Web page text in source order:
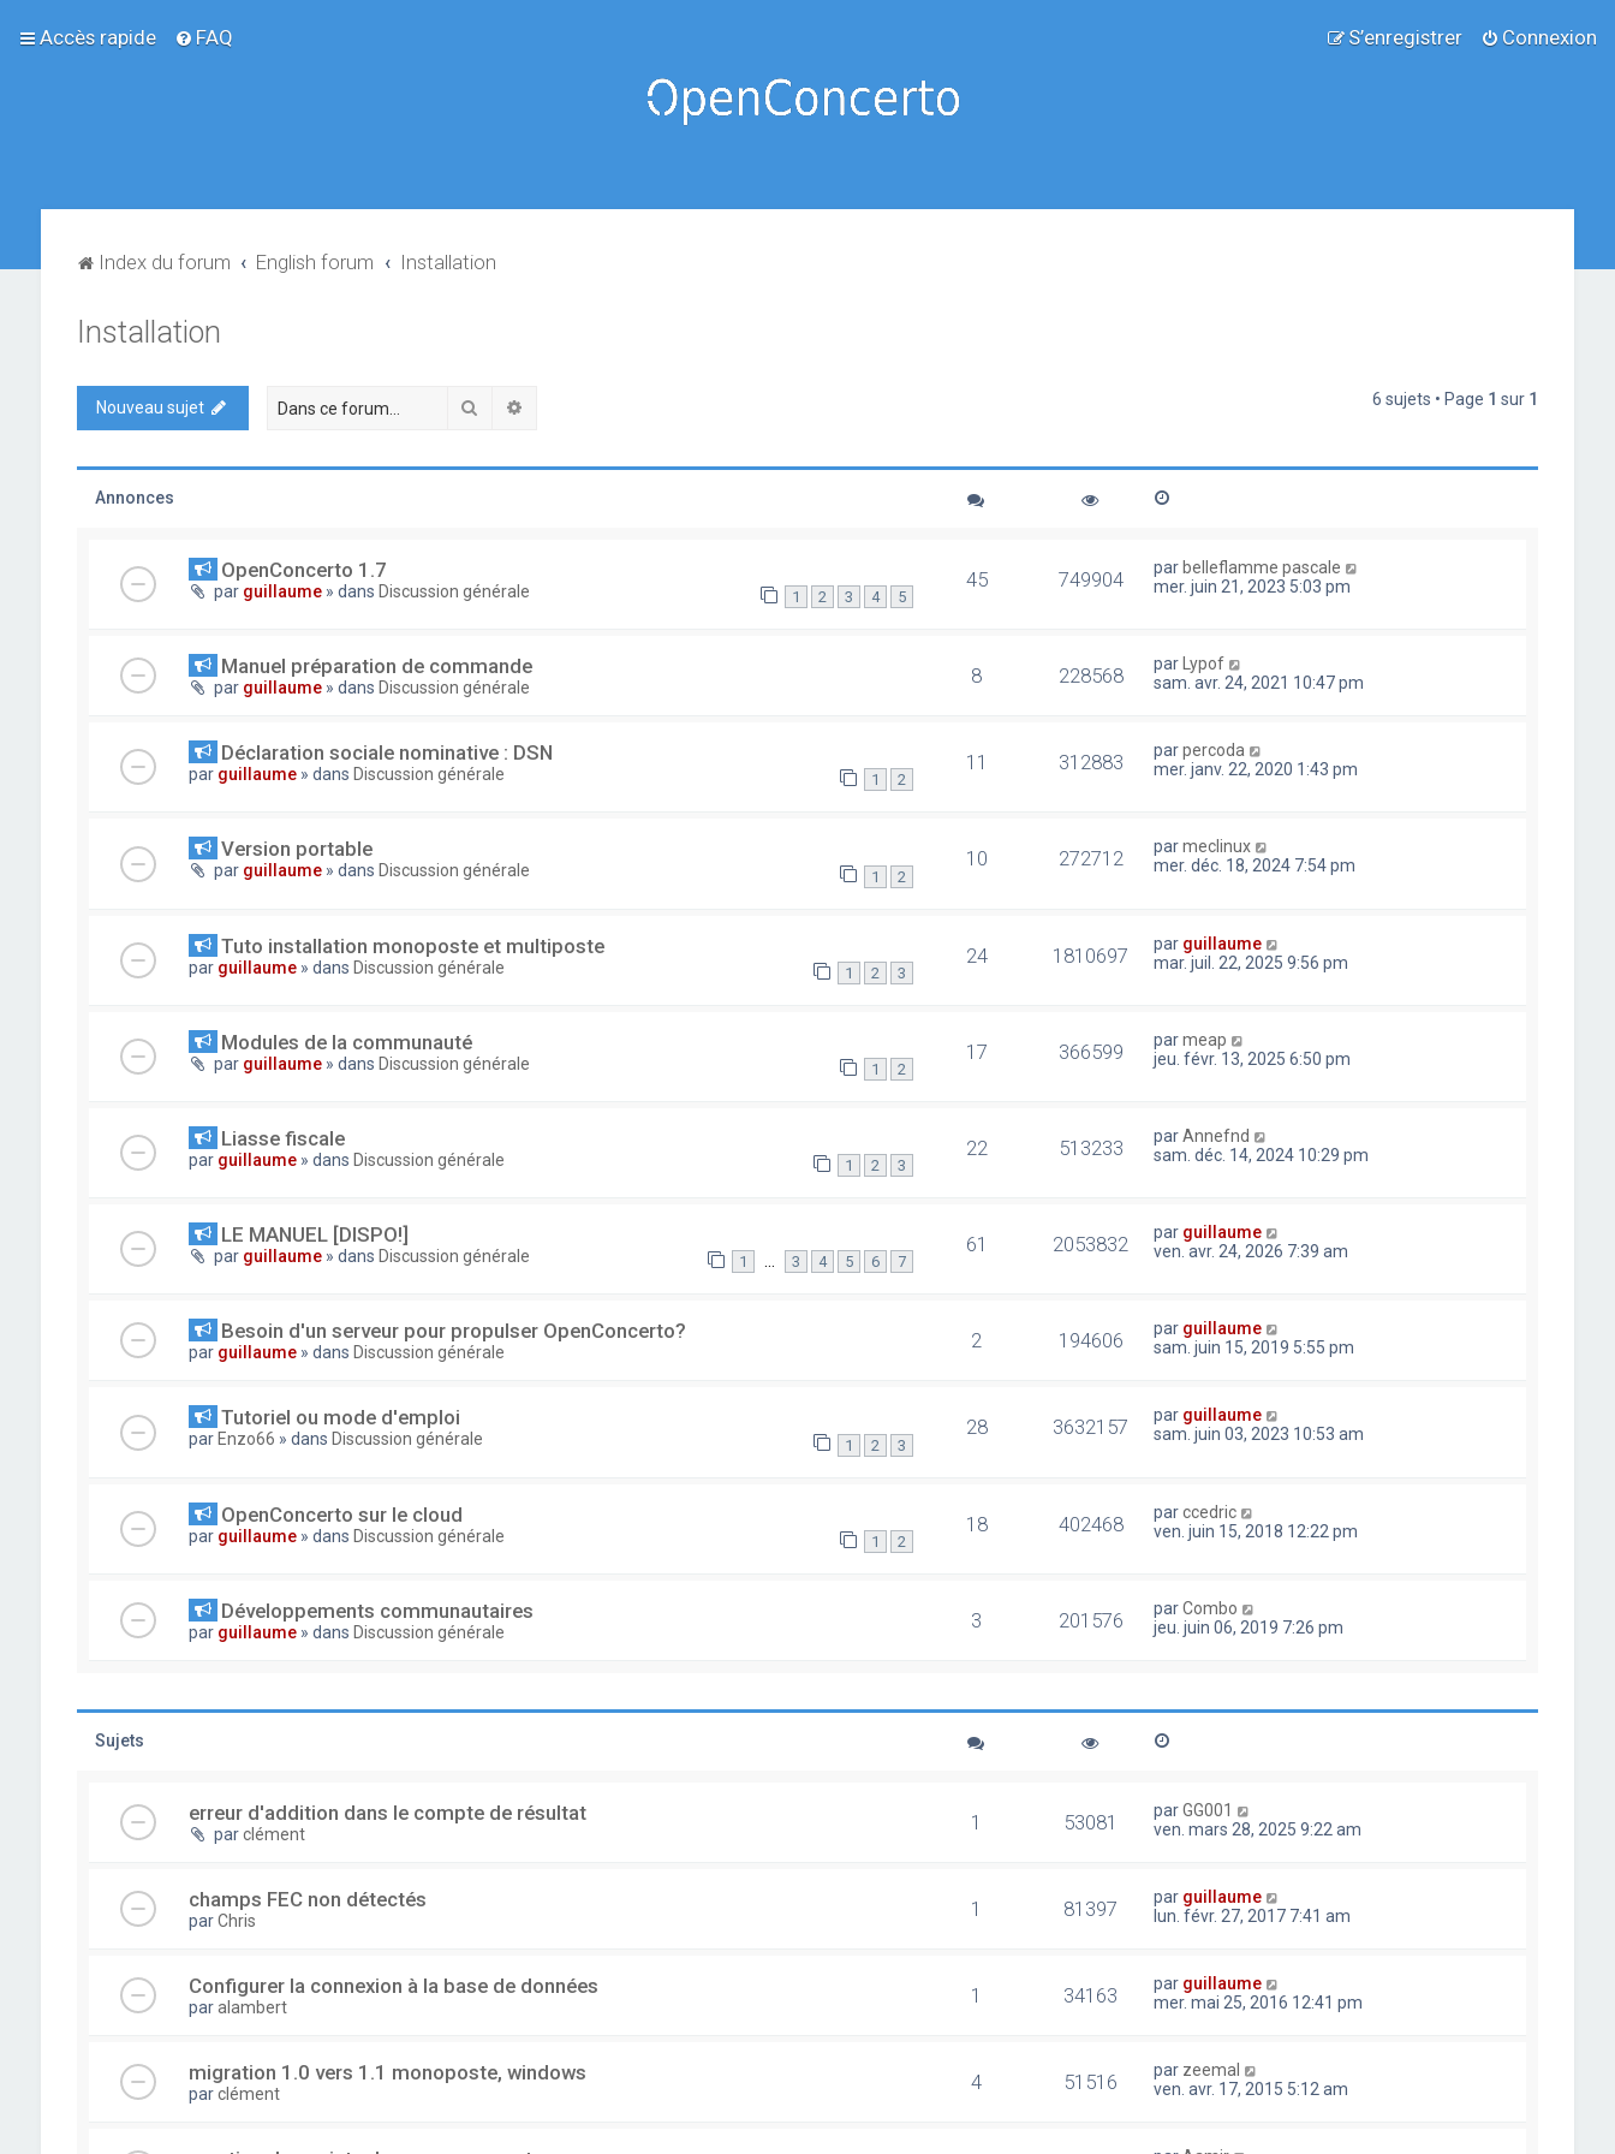
Accès rapide FAQ Connexion
S’enregistrer
Index du forum English forum Installation
Installation
Nouveau sujet Rechercher 6 sujets • Page 1 sur 1
Annonces
OpenConcerto 1.7
par guillaume » dans Discussion générale 1 2 3 4 5
45 749904 par belleflamme pascale
mer. juin 21, 2023 5:03 pm
Manuel préparation de commande
par guillaume » dans Discussion générale 8 228568 par Lypof
sam. avr. 24, 2021 10:47 pm
Déclaration sociale nominative : DSN
par guillaume » dans Discussion générale 1 2
11 312883 parpercoda
mer. janv. 22, 2020 1:43 pm
Version portable
par guillaume » dans Discussion générale 1 2
10 272712 parmeclinux
mer. déc. 18, 2024 7:54 pm
Tuto installation monoposte et multiposte
par guillaume » dans Discussion générale 1 2 3
24 1810697 par guillaume
mar. juil. 22, 2025 9:56 pm
Modules de la communauté
par guillaume » dans Discussion générale 1 2
17 366599 parmeap
jeu. févr. 13, 2025 6:50 pm
Liasse fiscale
par guillaume » dans Discussion générale 1 2 3
22 513233 parAnnefnd
sam. déc. 14, 2024 10:29 pm
LE MANUEL [DISPO!]
par guillaume » dans Discussion générale 1 … 3 4 5 6 7
61 2053832 par guillaume
ven. avr. 24, 2026 7:39 am
Besoin d'un serveur pour propulser OpenConcerto?
par guillaume » dans Discussion générale 2 194606 par guillaume
sam. juin 15, 2019 5:55 pm
Tutoriel ou mode d'emploi
par Enzo66 » dans Discussion générale 1 2 3
28 3632157 par guillaume
sam. juin 03, 2023 10:53 am
OpenConcerto sur le cloud
par guillaume » dans Discussion générale 1 2
18 402468 parccedric
ven. juin 15, 2018 12:22 pm
Développements communautaires
par guillaume » dans Discussion générale 3 201576 parCombo
jeu. juin 06, 2019 7:26 pm
Sujets
erreur d'addition dans le compte de résultat
parclément 1 53081 parGG001
ven. mars 28, 2025 9:22 am
champs FEC non détectés
parChris 1 81397 par guillaume
lun. févr. 27, 2017 7:41 am
Configurer la connexion à la base de données
paralambert 1 34163 par guillaume
mer. mai 25, 2016 12:41 pm
migration 1.0 vers 1.1 monoposte, windows
parclément 4 51516 par zeemal
ven. avr. 17, 2015 5:12 am